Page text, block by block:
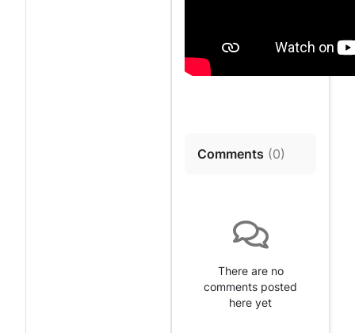
Comments (0)
There are no
comments posted
here yet